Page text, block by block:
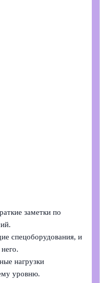
заметки по
спецоборудования, и
нагрузки
уровню.